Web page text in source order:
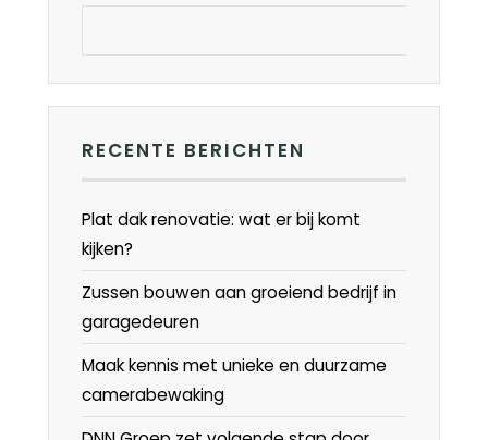
RECENTE BERICHTEN
Plat dak renovatie: wat er bij komt
kijken?
Zussen bouwen aan groeiend bedrijf in
garagedeuren
Maak kennis met unieke en duurzame
camerabewaking